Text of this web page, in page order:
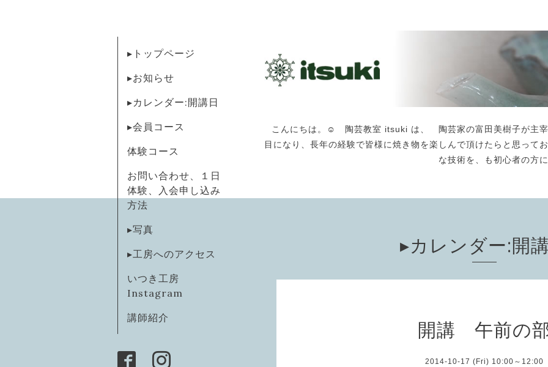
こんにちは。☺️ 陶芸教室 itsuki は、 陶芸家の富田美樹子が主
目になり、長年の経験で皆様に焼き物を楽しんで頂けたらと思っ
な技術を、も初心者の
▸トップページ
▸お知らせ
▸カレンダー:開講日
▸会員コース
体験コース
お問い合わせ、１日
体験、入会申し込み
方法
▸写真
▸工房へのアクセス
いつき工房
Instagram
講師紹介
▸カレンダー:開
開講 午前の
2014-10-17 (Fri) 10:00～12:00